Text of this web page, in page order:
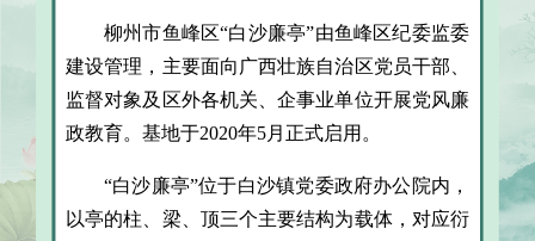
柳州市鱼峰区“白沙廉亭”由鱼峰区纪委监委
建设管理，主要面向广西壮族自治区党员干部、
监督对象及区外各机关、企事业单位开展党风廉
政教育。基地于2020年5月正式启用。
“白沙廉亭”位于白沙镇党委政府办公院内，
以亭的柱、梁、顶三个主要结构为载体，对应衍